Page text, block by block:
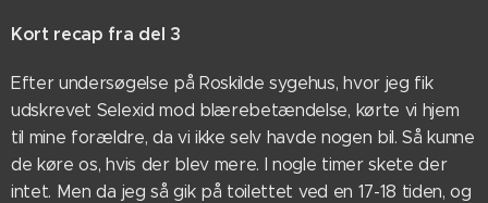
Kort recap fra del 3
Efter undersøgelse på Roskilde sygehus, hvor jeg fik
udskrevet Selexid mod blærebetændelse, kørte vi hjem
til mine forældre, da vi ikke selv havde nogen bil. Så kunne
de køre os, hvis der blev mere. I nogle timer skete der
intet. Men da jeg så gik på toilettet ved en 17-18 tiden, og